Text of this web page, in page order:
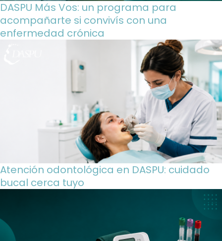
DASPU Más Vos: un programa para
acompañarte si convivís con una
enfermedad crónica
Atención odontológica en DASPU: cuidado
bucal cerca tuyo